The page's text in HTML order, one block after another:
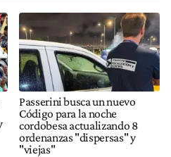
Passerini busca un nuevo
Código para la noche
cordobesa actualizando 8
ordenanzas "dispersas" y
"viejas"